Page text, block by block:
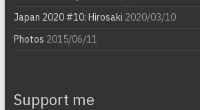
Japan 2020 #10: Hirosaki 2020/03/10
Photos 2015/06/11
Support me